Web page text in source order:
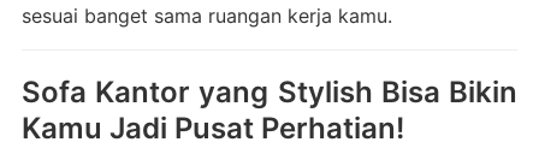
sesuai banget sama ruangan kerja kamu.
Sofa Kantor yang Stylish Bisa Bikin
Kamu Jadi Pusat Perhatian!